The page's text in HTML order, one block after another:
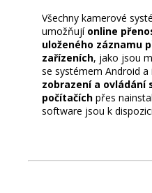
Všechny kamerové
umožňují online
uloženého záznamu
zařízeních, jako jsou
se systémem Android a
zobrazení a ovládání
počítačích přes
software jsou k